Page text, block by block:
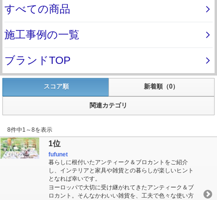
スコア順 新着順（0）
関連カテゴリ
8件中1～8を表示
1位
fufunet
暮らしに根付いたアンティーク＆ブロカントをご紹介
し、インテリアと家具や雑貨との暮らしが楽しいヒント
となれば幸いです。
ヨーロッパで大切に受け継がれてきたアンティーク＆ブ
ロカント。そんなかわいい雑貨を、工夫で色々な使い方